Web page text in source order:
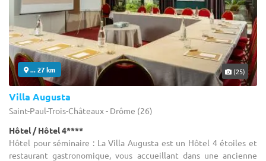
... 27 km (25)
Villa Augusta
Saint-Paul-Trois-Châteaux - Drôme (26)
Hôtel / Hôtel 4****
Hôtel pour séminaire : La Villa Augusta est un Hôtel 4 étoiles et
restaurant gastronomique, vous accueillant dans une ancienne